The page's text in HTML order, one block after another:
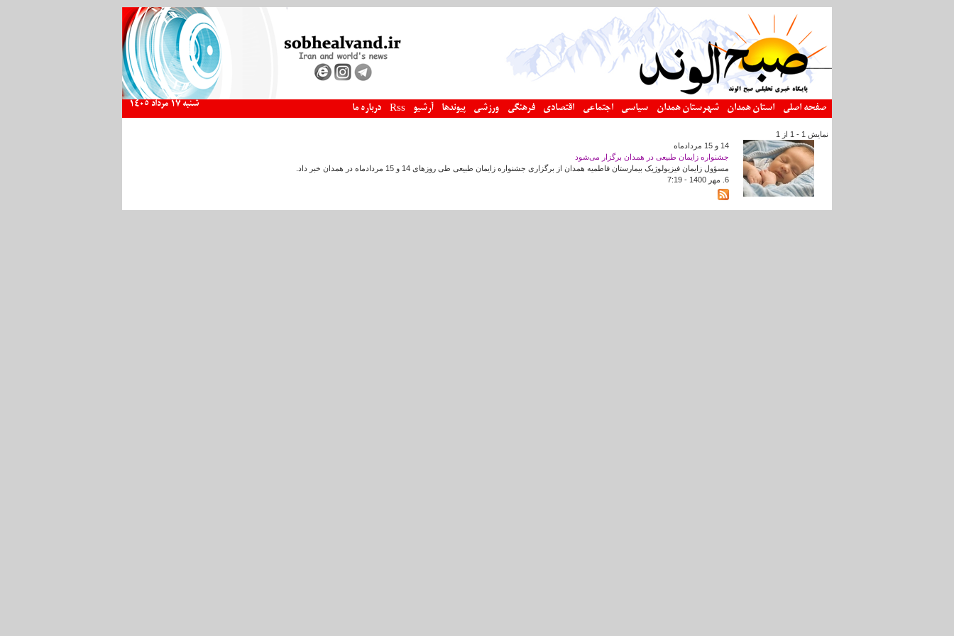
صفحه اصلی استان همدان شهرستان همدان سیاسی اجتماعی اقتصادی فرهنگی ورزشی پیوندها آرشیو Rss درباره ما شنبه 17 مرداد 1405
نمایش 1 - 1 از 1
14 و 15 مردادماه
جشنواره زایمان طبیعی در همدان برگزار می‌شود
مسؤول زایمان فیزیولوژیک بیمارستان فاطمیه همدان از برگزاری جشنواره زایمان طبیعی طی روزهای 14 و 15 مردادماه در همدان خبر داد.
6. مهر 1400 - 7:19